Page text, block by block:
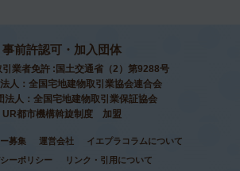
事前許認可・加入団体
引業者免許 :国土交通省（2）第9288号
人：全国宅地建物取引業協会連合会
法人：全国宅地建物取引業保証協会
UR都市機構斡旋制度 加盟
募集 運営会社
イエプラコラムについて
ーポリシー
リンク・引用について